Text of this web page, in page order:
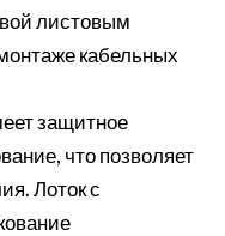
листовым
кабельных
защитное
что позволяет
Лоток с